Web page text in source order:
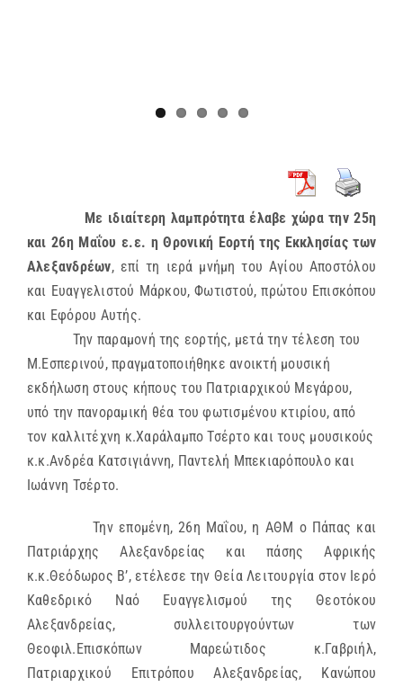
Με ιδιαίτερη λαμπρότητα έλαβε χώρα την 25η
και 26η Μαΐου ε.ε. η Θρονική Εορτή της Εκκλησίας των
Αλεξανδρέων, επί τη ιερά μνήμη του Αγίου Αποστόλου
και Ευαγγελιστού Μάρκου, Φωτιστού, πρώτου Επισκόπου
και Εφόρου Αυτής.
Την παραμονή της εορτής, μετά την τέλεση του
Μ.Εσπερινού, πραγματοποιήθηκε ανοικτή μουσική
εκδήλωση στους κήπους του Πατριαρχικού Μεγάρου,
υπό την πανοραμική θέα του φωτισμένου κτιρίου, από
τον καλλιτέχνη κ.Χαράλαμπο Τσέρτο και τους μουσικούς
κ.κ.Ανδρέα Κατσιγιάννη, Παντελή Μπεκιαρόπουλο και
Ιωάννη Τσέρτο.
Την επομένη, 26η Μαΐου, η ΑΘΜ ο Πάπας και
Πατριάρχης Αλεξανδρείας και πάσης Αφρικής
κ.κ.Θεόδωρος Β’, ετέλεσε την Θεία Λειτουργία στον Ιερό
Καθεδρικό Ναό Ευαγγελισμού της Θεοτόκου
Αλεξανδρείας, συλλειτουργούντων των
Θεοφιλ.Επισκόπων Μαρεώτιδος κ.Γαβριήλ,
Πατριαρχικού Επιτρόπου Αλεξανδρείας, Κανώπου